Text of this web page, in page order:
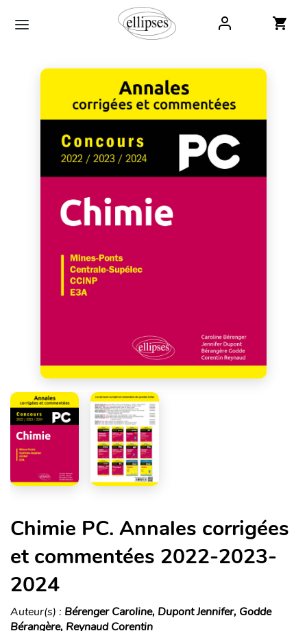
Chimie PC. Annales corrigées
et commentées 2022-2023-
2024
Auteur(s) : Bérenger Caroline, Dupont Jennifer, Godde
Bérangère, Reynaud Corentin